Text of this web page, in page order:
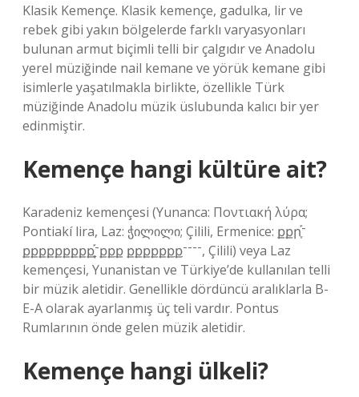
Klasik Kemençe. Klasik kemençe, gadulka, lir ve
rebek gibi yakın bölgelerde farklı varyasyonları
bulunan armut biçimli telli bir çalgıdır ve Anadolu
yerel müziğinde nail kemane ve yörük kemane gibi
isimlerle yaşatılmakla birlikte, özellikle Türk
müziğinde Anadolu müzik üslubunda kalıcı bir yer
edinmiştir.
Kemençe hangi kültüre ait?
Karadeniz kemençesi (Yunanca: Ποντιακή λύρα;
Pontiakí lira, Laz: ჭილილი; Çilili, Ermenice: քքրִֶ֡־
քքքքքքքքքִֶ֡־ָքքִք քքքքքքִքִ־־־־, Çilili) veya Laz
kemençesi, Yunanistan ve Türkiye’de kullanılan telli
bir müzik aletidir. Genellikle dördüncü aralıklarla B-
E-A olarak ayarlanmış üç teli vardır. Pontus
Rumlarının önde gelen müzik aletidir.
Kemençe hangi ülkeli?